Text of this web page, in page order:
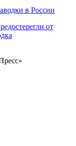
в России
от